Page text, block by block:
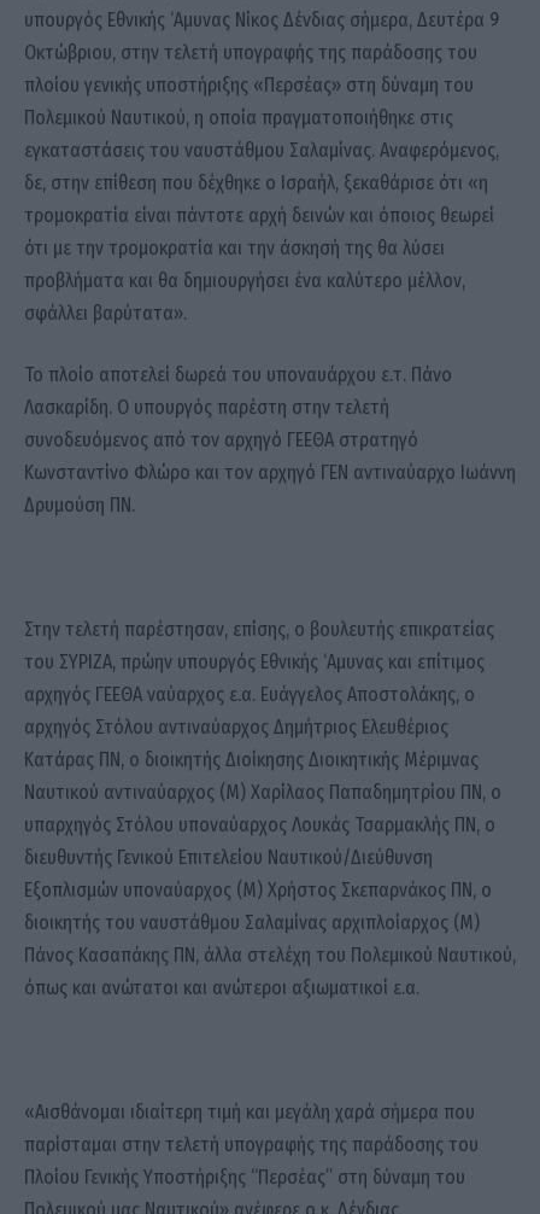
υπουργός Εθνικής ‘Αμυνας Νίκος Δένδιας σήμερα, Δευτέρα 9
Οκτώβριου, στην τελετή υπογραφής της παράδοσης του
πλοίου γενικής υποστήριξης «Περσέας» στη δύναμη του
Πολεμικού Ναυτικού, η οποία πραγματοποιήθηκε στις
εγκαταστάσεις του ναυστάθμου Σαλαμίνας. Αναφερόμενος,
δε, στην επίθεση που δέχθηκε ο Ισραήλ, ξεκαθάρισε ότι «η
τρομοκρατία είναι πάντοτε αρχή δεινών και όποιος θεωρεί
ότι με την τρομοκρατία και την άσκησή της θα λύσει
προβλήματα και θα δημιουργήσει ένα καλύτερο μέλλον,
σφάλλει βαρύτατα».
Το πλοίο αποτελεί δωρεά του υποναυάρχου ε.τ. Πάνο
Λασκαρίδη. Ο υπουργός παρέστη στην τελετή
συνοδευόμενος από τον αρχηγό ΓΕΕΘΑ στρατηγό
Κωνσταντίνο Φλώρο και τον αρχηγό ΓΕΝ αντιναύαρχο Ιωάννη
Δρυμούση ΠΝ.
Στην τελετή παρέστησαν, επίσης, ο βουλευτής επικρατείας
του ΣΥΡΙΖΑ, πρώην υπουργός Εθνικής ‘Αμυνας και επίτιμος
αρχηγός ΓΕΕΘΑ ναύαρχος ε.α. Ευάγγελος Αποστολάκης, ο
αρχηγός Στόλου αντιναύαρχος Δημήτριος Ελευθέριος
Κατάρας ΠΝ, ο διοικητής Διοίκησης Διοικητικής Μέριμνας
Ναυτικού αντιναύαρχος (Μ) Χαρίλαος Παπαδημητρίου ΠΝ, ο
υπαρχηγός Στόλου υποναύαρχος Λουκάς Τσαρμακλής ΠΝ, ο
διευθυντής Γενικού Επιτελείου Ναυτικού/Διεύθυνση
Εξοπλισμών υποναύαρχος (Μ) Χρήστος Σκεπαρνάκος ΠΝ, ο
διοικητής του ναυστάθμου Σαλαμίνας αρχιπλοίαρχος (Μ)
Πάνος Κασαπάκης ΠΝ, άλλα στελέχη του Πολεμικού Ναυτικού,
όπως και ανώτατοι και ανώτεροι αξιωματικοί ε.α.
«Αισθάνομαι ιδιαίτερη τιμή και μεγάλη χαρά σήμερα που
παρίσταμαι στην τελετή υπογραφής της παράδοσης του
Πλοίου Γενικής Υποστήριξης “Περσέας” στη δύναμη του